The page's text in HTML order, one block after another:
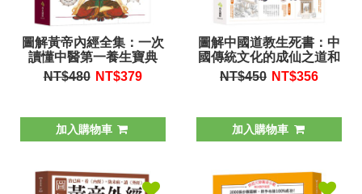
圖解黃帝內經全集：一次
讀懂中醫第一養生寶典
NT$480 NT$379
加入購物車
圖解中國道教生死書：中
國傳統文化的成仙之道和
死後世界
NT$450 NT$356
加入購物車